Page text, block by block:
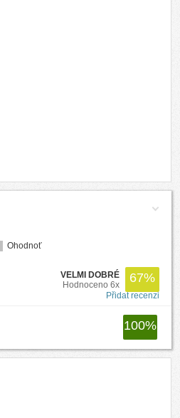
Ohodnoť
67%
VELMI DOBRÉ
Hodnoceno 6x
Přidat recenzi
100%